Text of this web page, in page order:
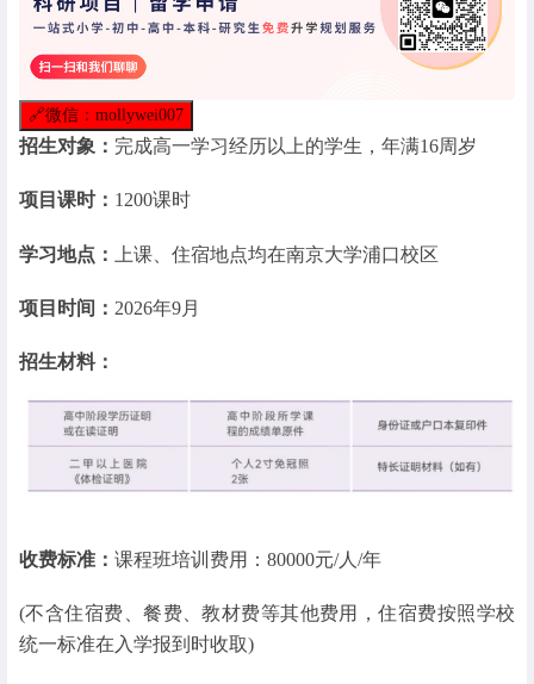
🔗微信：mollywei007
招生对象： 完成高一学习经历以上的学生，年满16周岁
项目课时： 1200课时
学习地点： 上课、住宿地点均在南京大学浦口校区
项目时间： 2026年9月
招生材料：
收费标准： 课程班培训费用：80000元/人/年
(不含住宿费、餐费、教材费等其他费用，住宿费按照学校
统一标准在入学报到时收取)